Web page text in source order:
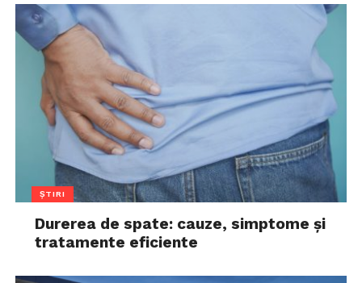
ȘTIRI
Durerea de spate: cauze, simptome și
tratamente eficiente